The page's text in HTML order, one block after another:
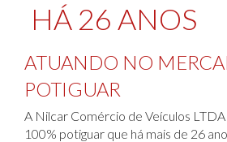
HÁ 26 ANOS
ATUANDO NO
POTIGUAR
A Nilcar Comércio de Veículos
100% potiguar que há mais de 26